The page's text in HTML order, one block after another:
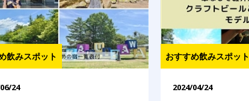
飲みスポット
24
おすすめ飲みスポット
2024/04/24